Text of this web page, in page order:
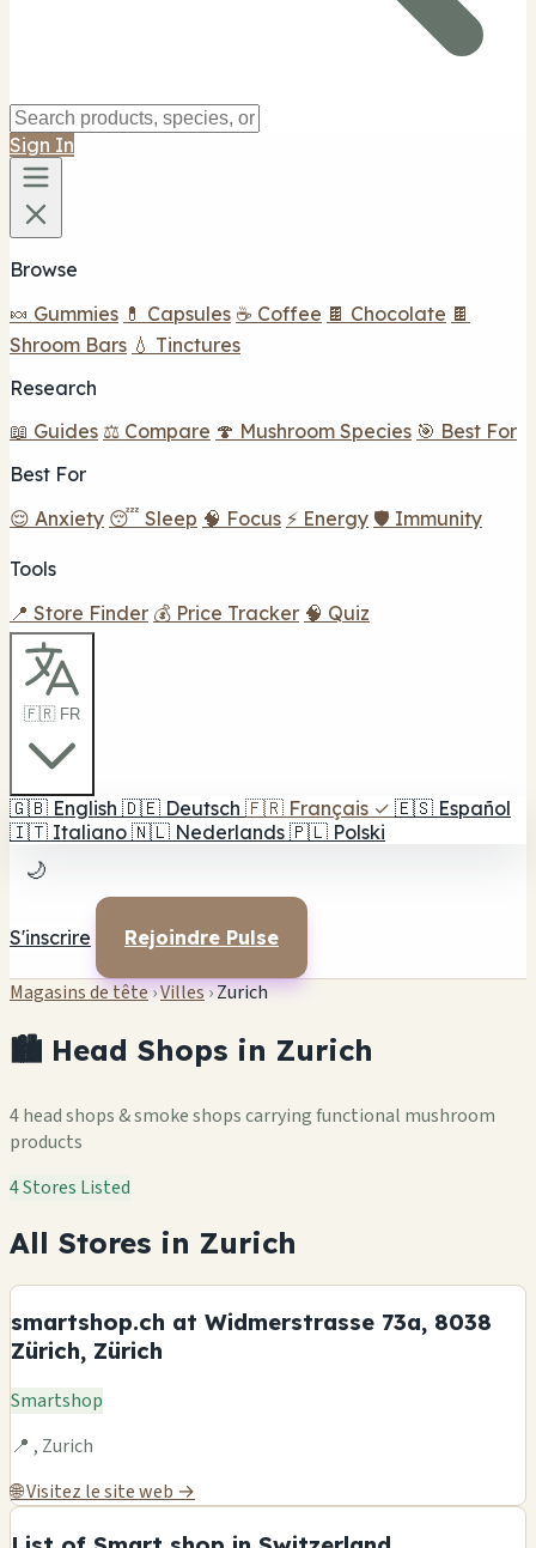
Sign In
Browse
🍬 Gummies 💊 Capsules ☕ Coffee 🍫 Chocolate 🍫
Shroom Bars 💧 Tinctures
Research
📖 Guides ⚖️ Compare 🍄 Mushroom Species 🎯 Best For
Best For
😌 Anxiety 😴 Sleep 🧠 Focus ⚡ Energy 🛡️ Immunity
Tools
📍 Store Finder 💰 Price Tracker 🧠 Quiz
🇫🇷 FR
🇬🇧 English 🇩🇪 Deutsch 🇫🇷 Français ✓ 🇪🇸 Español
🇮🇹 Italiano 🇳🇱 Nederlands 🇵🇱 Polski
🌙
S'inscrire Rejoindre Pulse
Magasins de tête›Villes›Zurich
🏙️ Head Shops in Zurich
4 head shops & smoke shops carrying functional mushroom
products
4 Stores Listed
All Stores in Zurich
smartshop.ch at Widmerstrasse 73a, 8038
Zürich, Zürich
Smartshop
📍 , Zurich
🌐 Visitez le site web →